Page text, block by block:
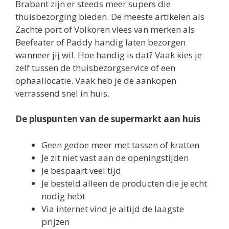
Brabant zijn er steeds meer supers die
thuisbezorging bieden. De meeste artikelen als
Zachte port of Volkoren vlees van merken als
Beefeater of Paddy handig laten bezorgen
wanneer jij wil. Hoe handig is dat? Vaak kies je
zelf tussen de thuisbezorgservice of een
ophaallocatie. Vaak heb je de aankopen
verrassend snel in huis.
De pluspunten van de supermarkt aan huis
Geen gedoe meer met tassen of kratten
Je zit niet vast aan de openingstijden
Je bespaart veel tijd
Je besteld alleen de producten die je echt
nodig hebt
Via internet vind je altijd de laagste
prijzen